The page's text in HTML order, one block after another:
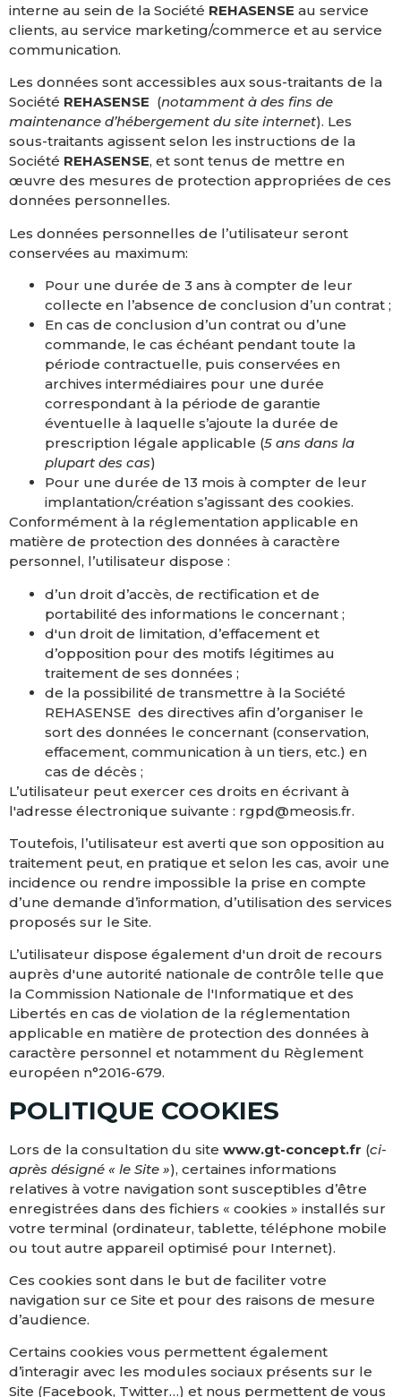
interne au sein de la Société REHASENSE au service
clients, au service marketing/commerce et au service
communication.
Les données sont accessibles aux sous-traitants de la
Société REHASENSE (notamment à des fins de
maintenance d’hébergement du site internet). Les
sous-traitants agissent selon les instructions de la
Société REHASENSE, et sont tenus de mettre en
œuvre des mesures de protection appropriées de ces
données personnelles.
Les données personnelles de l’utilisateur seront
conservées au maximum:
Pour une durée de 3 ans à compter de leur
collecte en l’absence de conclusion d’un contrat ;
En cas de conclusion d’un contrat ou d’une
commande, le cas échéant pendant toute la
période contractuelle, puis conservées en
archives intermédiaires pour une durée
correspondant à la période de garantie
éventuelle à laquelle s’ajoute la durée de
prescription légale applicable (5 ans dans la
plupart des cas)
Pour une durée de 13 mois à compter de leur
implantation/création s’agissant des cookies.
Conformément à la réglementation applicable en
matière de protection des données à caractère
personnel, l’utilisateur dispose :
d’un droit d’accès, de rectification et de
portabilité des informations le concernant ;
d'un droit de limitation, d’effacement et
d’opposition pour des motifs légitimes au
traitement de ses données ;
de la possibilité de transmettre à la Société
REHASENSE des directives afin d’organiser le
sort des données le concernant (conservation,
effacement, communication à un tiers, etc.) en
cas de décès ;
L’utilisateur peut exercer ces droits en écrivant à
l'adresse électronique suivante : rgpd@meosis.fr.
Toutefois, l’utilisateur est averti que son opposition au
traitement peut, en pratique et selon les cas, avoir une
incidence ou rendre impossible la prise en compte
d’une demande d’information, d’utilisation des services
proposés sur le Site.
L’utilisateur dispose également d'un droit de recours
auprès d'une autorité nationale de contrôle telle que
la Commission Nationale de l'Informatique et des
Libertés en cas de violation de la réglementation
applicable en matière de protection des données à
caractère personnel et notamment du Règlement
européen n°2016-679.
POLITIQUE COOKIES
Lors de la consultation du site www.gt-concept.fr (ci-
après désigné « le Site »), certaines informations
relatives à votre navigation sont susceptibles d’être
enregistrées dans des fichiers « cookies » installés sur
votre terminal (ordinateur, tablette, téléphone mobile
ou tout autre appareil optimisé pour Internet).
Ces cookies sont dans le but de faciliter votre
navigation sur ce Site et pour des raisons de mesure
d’audience.
Certains cookies vous permettent également
d’interagir avec les modules sociaux présents sur le
Site (Facebook, Twitter…) et nous permettent de vous